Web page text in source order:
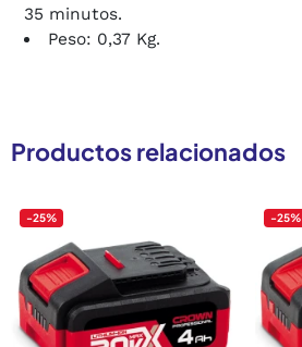
35 minutos.
Peso: 0,37 Kg.
Productos relacionados
-25% -25%